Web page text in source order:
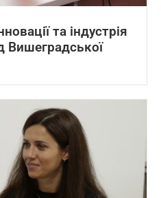
та індустрія
Вишеградської